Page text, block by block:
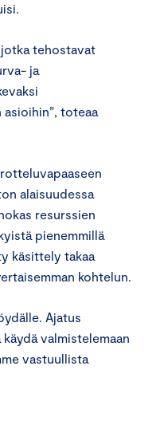
tehostavat
ja
asioihin”, toteaa
alaisuudessa
resurssien
pienemmillä
käsittely takaa
kohtelun.
Ajatus
valmistelemaan
vastuullista